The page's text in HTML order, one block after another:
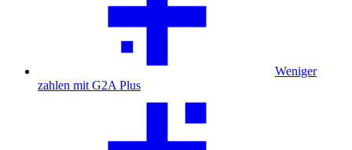
Weniger
zahlen mit G2A Plus